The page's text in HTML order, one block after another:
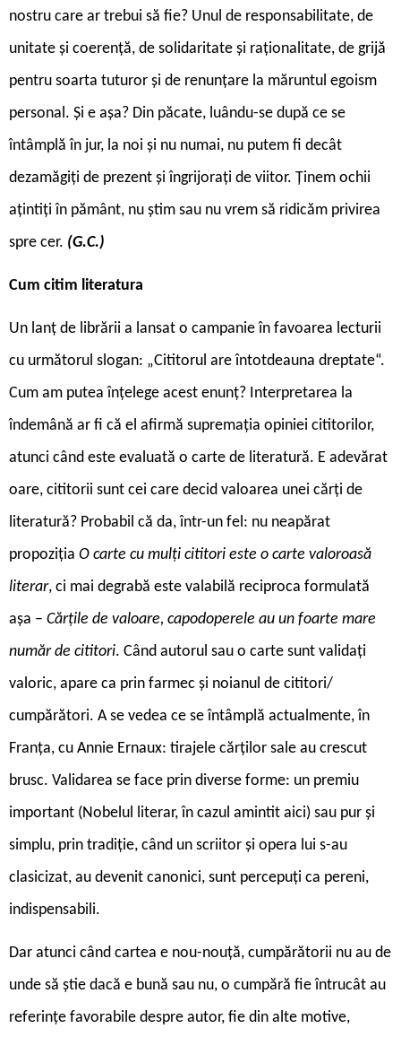
nostru care ar trebui să fie? Unul de responsabilitate, de
unitate și coerență, de solidaritate și raționalitate, de grijă
pentru soarta tuturor și de renunțare la măruntul egoism
personal. Și e așa? Din păcate, luându-se după ce se
întâmplă în jur, la noi și nu numai, nu putem fi decât
dezamăgiți de prezent și îngrijorați de viitor. Ținem ochii
ațintiți în pământ, nu știm sau nu vrem să ridicăm privirea
spre cer. (G.C.)
Cum citim literatura
Un lanț de librării a lansat o campanie în favoarea lecturii
cu următorul slogan: „Cititorul are întotdeauna dreptate“.
Cum am putea înțelege acest enunț? Interpretarea la
îndemână ar fi că el afirmă supremația opiniei cititorilor,
atunci când este evaluată o carte de literatură. E adevărat
oare, cititorii sunt cei care decid valoarea unei cărți de
literatură? Probabil că da, într-un fel: nu neapărat
propoziția O carte cu mulți cititori este o carte valoroasă
literar, ci mai degrabă este valabilă reciproca formulată
așa – Cărțile de valoare, capodoperele au un foarte mare
număr de cititori. Când autorul sau o carte sunt validați
valoric, apare ca prin farmec și noianul de cititori/
cumpărători. A se vedea ce se întâmplă actualmente, în
Franța, cu Annie Ernaux: tirajele cărților sale au crescut
brusc. Validarea se face prin diverse forme: un premiu
important (Nobelul literar, în cazul amintit aici) sau pur și
simplu, prin tradiție, când un scriitor și opera lui s-au
clasicizat, au devenit canonici, sunt percepuți ca pereni,
indispensabili.
Dar atunci când cartea e nou-nouță, cumpărătorii nu au de
unde să știe dacă e bună sau nu, o cumpără fie întrucât au
referințe favorabile despre autor, fie din alte motive,